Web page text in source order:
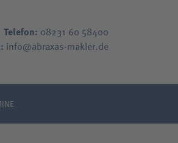
Telefon: 08231 60 58400
info@abraxas-makler.de